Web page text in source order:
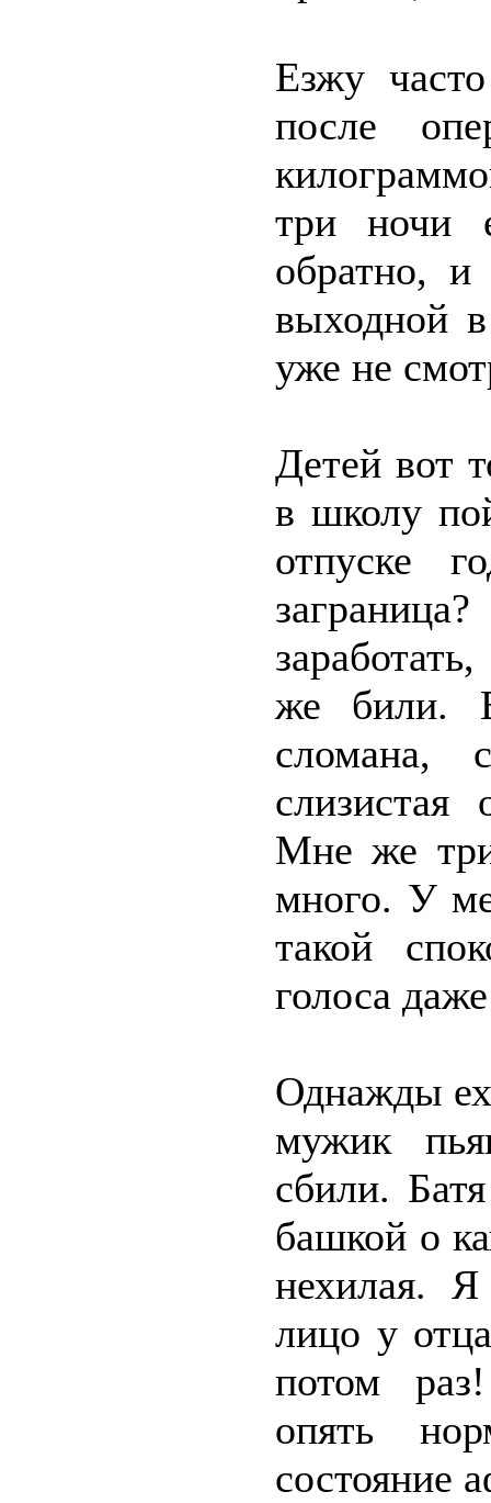
Езжу
после
три ночи
обратно,
выходной
уже не
Детей вот
в школу
отпуске
же били.
сломана,
слизистая
Мне же
много. У
такой
голоса
Однажды
мужик
сбили.
башкой о
нехилая.
лицо у
потом
опять
состояние